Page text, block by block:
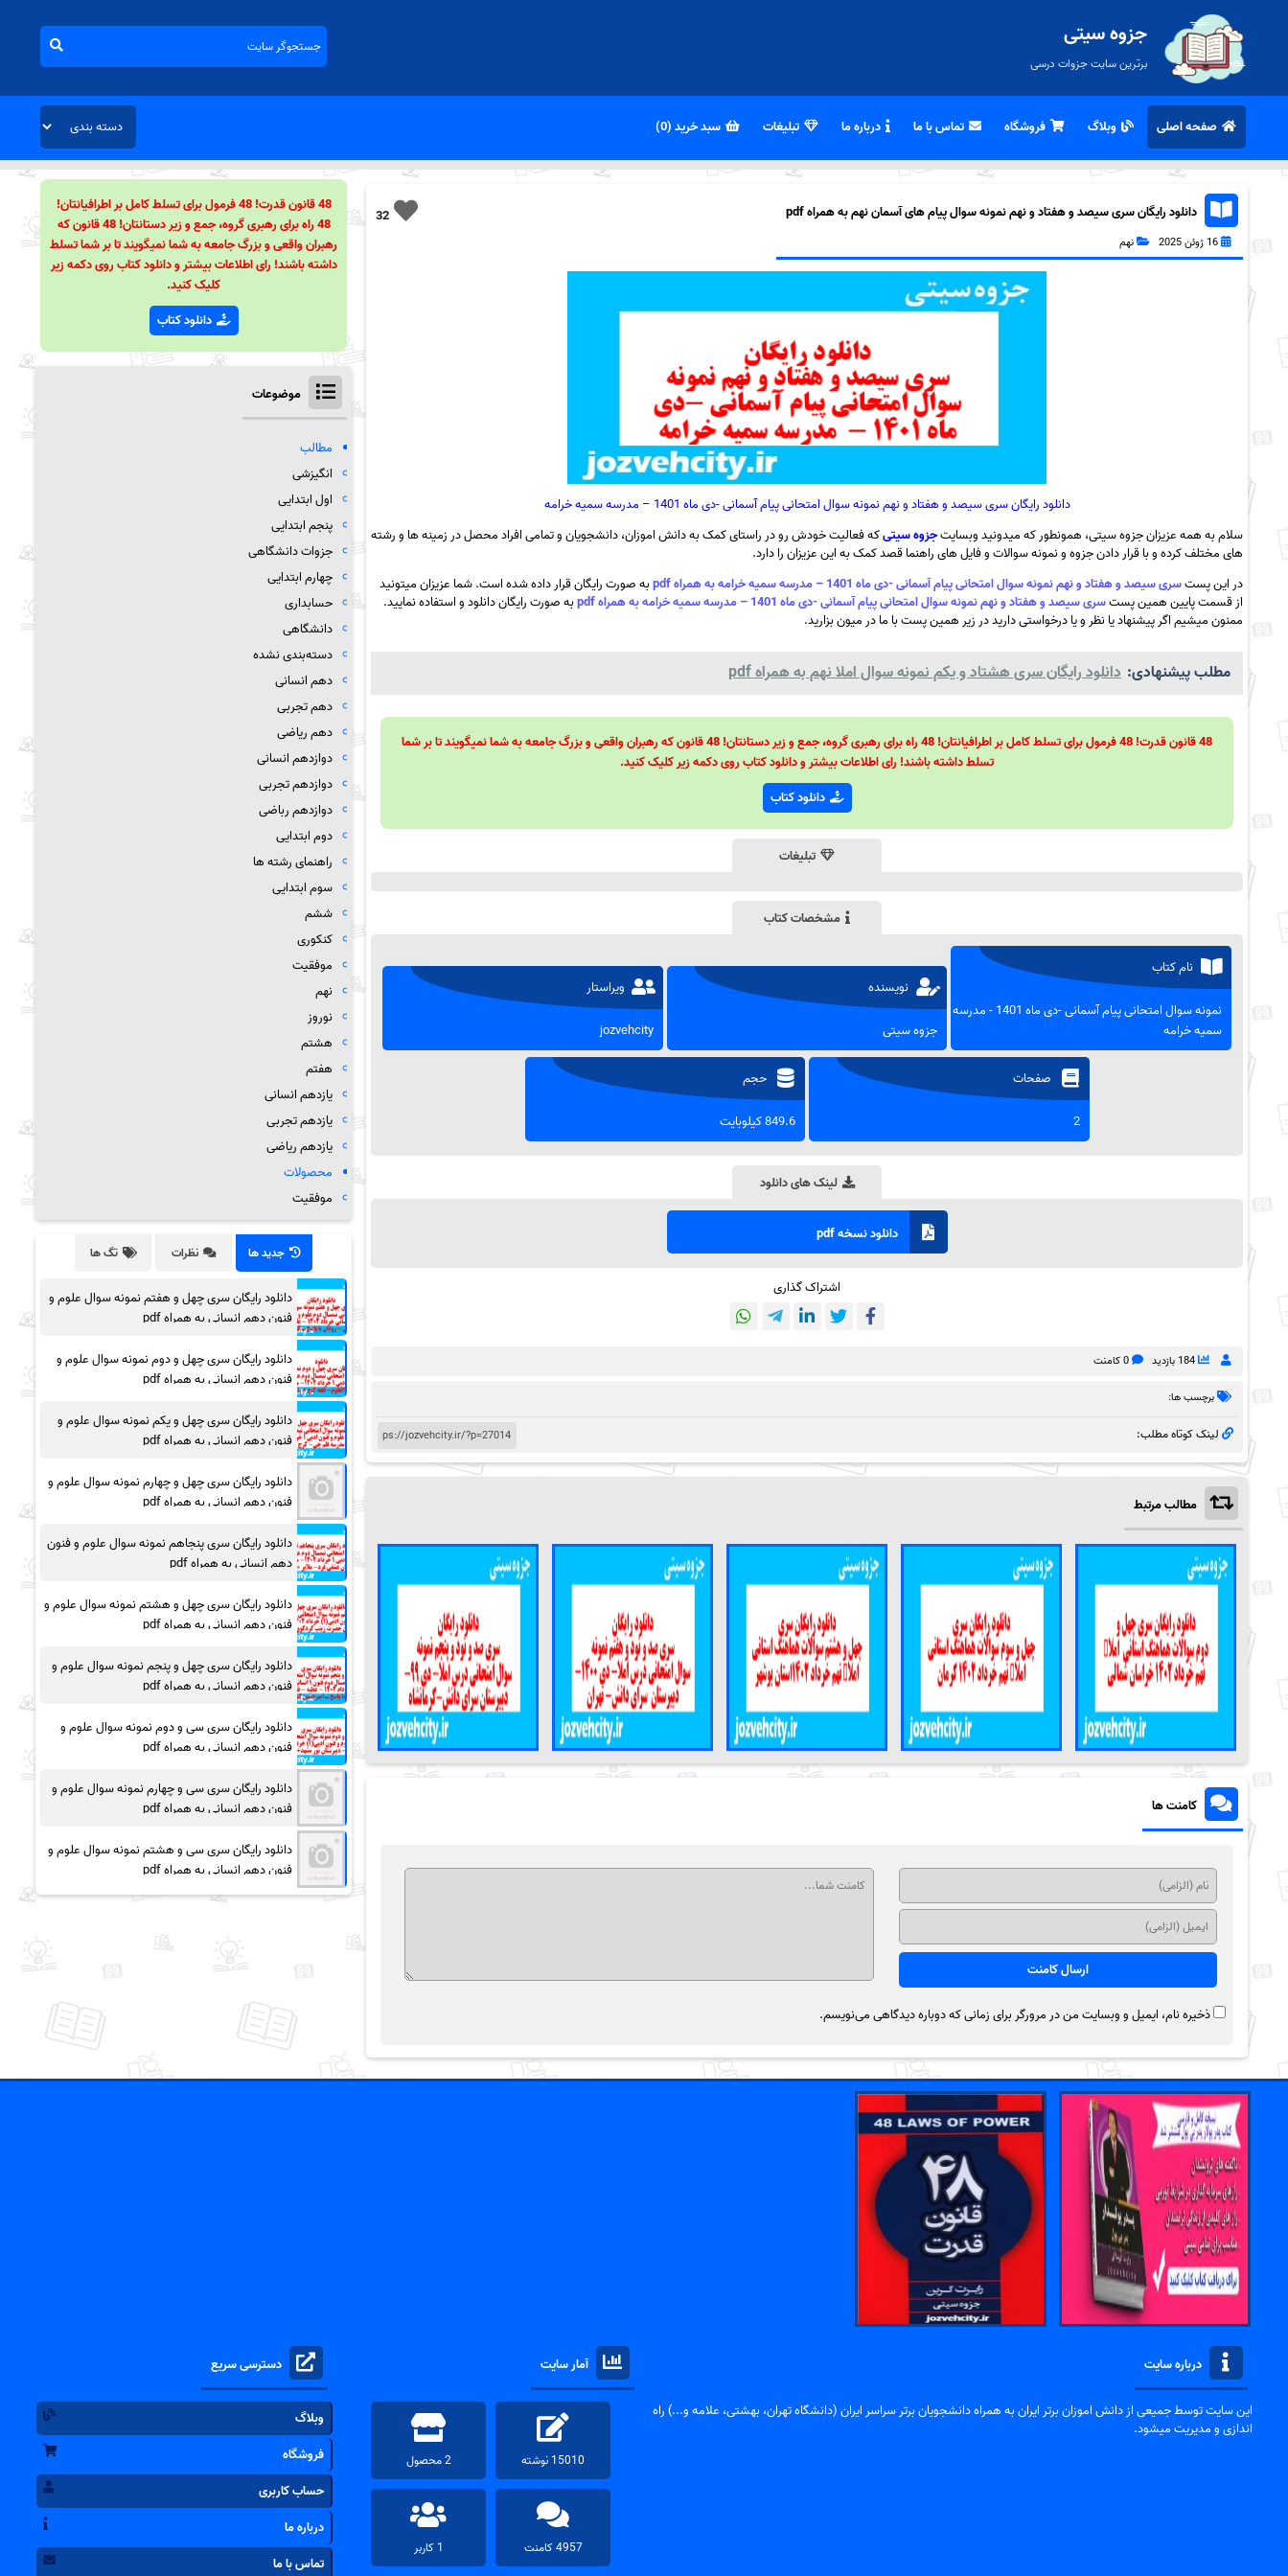
جزوه سیتی
برترین سایت جزوات درسی
صفحه اصلی وبلاگ فروشگاه تماس با ما درباره ما تبلیغات سبد خرید (0)
32 دانلود رایگان سری سیصد و هفتاد و نهم نمونه سوال پیام های آسمان نهم به همراه pdf
16 ژوئن 2025 نهم
دانلود رایگان سری سیصد و هفتاد و نهم نمونه سوال امتحانی پیام آسمانی -دی ماه 1401 – مدرسه سمیه خرامه
سلام به همه عزیزان جزوه سیتی، همونطور که میدونید وبسایتجزوه سیتیکه فعالیت خودش رو در راستای کمک به دانش اموزان، دانشجویان و تمامی افراد محصل در زمینه ها و رشته
های مختلف کرده و با قرار دادن جزوه و نمونه سوالات و فایل های راهنما قصد کمک به این عزیزان را دارد.
در این پستسری سیصد و هفتاد و نهم نمونه سوال امتحانی پیام آسمانی -دی ماه 1401 – مدرسه سمیه خرامه به همراه pdf
به صورت رایگان قرار داده شده است. شما عزیزان میتونید
از قسمت پایین همین پستسری سیصد و هفتاد و نهم نمونه سوال امتحانی پیام آسمانی -دی ماه 1401 – مدرسه سمیه خرامه به همراه pdf
به صورت رایگان دانلود و استفاده نمایید.
ممنون میشیم اگر پیشنهاد یا نظر و یا درخواستی دارید در زیر همین پست با ما در میون بزارید.
مطلب پیشنهادی: دانلود رایگان سری هشتاد و یکم نمونه سوال املا نهم به همراه pdf
48 قانون قدرت! 48 فرمول برای تسلط کامل بر اطرافیانتان! 48 راه برای رهبری گروه، جمع و زیر دستانتان! 48 قانون که رهبران واقعی و بزرگ جامعه به شما نمیگویند تا بر شما
تسلط داشته باشند! رای اطلاعات بیشتر و دانلود کتاب روی دکمه زیر کلیک کنید.
دانلود کتاب
تبلیغات
مشخصات کتاب
نام کتاب
نمونه سوال امتحانی پیام آسمانی -دی ماه 1401 - مدرسه
سمیه خرامه
نویسنده
جزوه سیتی
ویراستار
jozvehcity
صفحات
2
حجم
849.6 کیلوبایت
لینک های دانلود
دانلود نسخه pdf
اشتراک گذاری
184 بازدید 0 کامنت
برچسب ها:
لینک کوتاه مطلب:
مطالب مرتبط
کامنت ها
ذخیره نام، ایمیل و وبسایت من در مرورگر برای زمانی که دوباره دیدگاهی می‌نویسم.
48 قانون قدرت! 48 فرمول برای تسلط کامل بر اطرافیانتان!
48 راه برای رهبری گروه، جمع و زیر دستانتان! 48 قانون که
رهبران واقعی و بزرگ جامعه به شما نمیگویند تا بر شما تسلط
داشته باشند! رای اطلاعات بیشتر و دانلود کتاب روی دکمه زیر
کلیک کنید.
دانلود کتاب
موضوعات
مطالب
انگیزشی
اول ابتدایی
پنجم ابتدایی
جزوات دانشگاهی
چهارم ابتدایی
حسابداری
دانشگاهی
دسته‌بندی نشده
دهم انسانی
دهم تجربی
دهم ریاضی
دوازدهم انسانی
دوازدهم تجربی
دوازدهم رباضی
دوم ابتدایی
راهنمای رشته ها
سوم ابتدایی
ششم
کنکوری
موفقیت
نهم
نوروز
هشتم
هفتم
یازدهم انسانی
یازدهم تجربی
یازدهم ریاضی
محصولات
موفقیت
جدید ها نظرات تگ ها
دانلود رایگان سری چهل و هفتم نمونه سوال علوم و
فنون دهم انسانی به همراه pdf
دانلود رایگان سری چهل و دوم نمونه سوال علوم و
فنون دهم انسانی به همراه pdf
دانلود رایگان سری چهل و یکم نمونه سوال علوم و
فنون دهم انسانی به همراه pdf
دانلود رایگان سری چهل و چهارم نمونه سوال علوم و
فنون دهم انسانی به همراه pdf
دانلود رایگان سری پنجاهم نمونه سوال علوم و فنون
دهم انسانی به همراه pdf
دانلود رایگان سری چهل و هشتم نمونه سوال علوم و
فنون دهم انسانی به همراه pdf
دانلود رایگان سری چهل و پنجم نمونه سوال علوم و
فنون دهم انسانی به همراه pdf
دانلود رایگان سری سی و دوم نمونه سوال علوم و
فنون دهم انسانی به همراه pdf
دانلود رایگان سری سی و چهارم نمونه سوال علوم و
فنون دهم انسانی به همراه pdf
دانلود رایگان سری سی و هشتم نمونه سوال علوم و
فنون دهم انسانی به همراه pdf
درباره سایت
این سایت توسط جمیعی از دانش اموزان برتر ایران به همراه دانشجویان برتر سراسر ایران (دانشگاه تهران، بهشتی، علامه و...) راه
اندازی و مدیریت میشود.
آمار سایت
15010 نوشته 2 محصول
4957 کامنت 1 کاربر
دسترسی سریع
وبلاگ
فروشگاه
حساب کاربری
درباره ما
تماس با ما